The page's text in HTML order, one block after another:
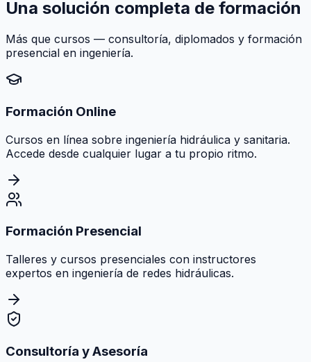
Una solución completa de formación
Más que cursos — consultoría, diplomados y formación
presencial en ingeniería.
Formación Online
Cursos en línea sobre ingeniería hidráulica y sanitaria.
Accede desde cualquier lugar a tu propio ritmo.
Formación Presencial
Talleres y cursos presenciales con instructores
expertos en ingeniería de redes hidráulicas.
Consultoría y Asesoría